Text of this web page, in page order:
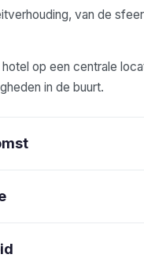
van de
op een centrale
in de buurt.